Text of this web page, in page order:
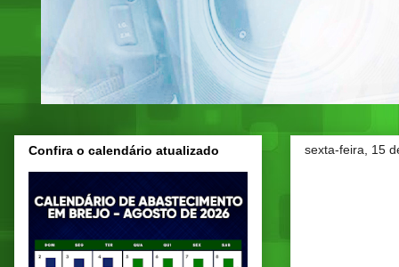
sexta-feira, 15
Confira o calendário atualizado